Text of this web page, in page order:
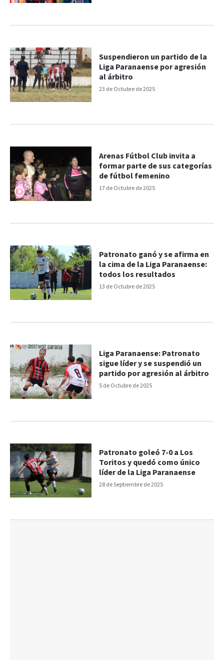
23 de Octubre de 2025
Suspendieron un partido de la
Liga Paranaense por agresión
al árbitro
17 de Octubre de 2025
Arenas Fútbol Club invita a
formar parte de sus categorías
de fútbol femenino
13 de Octubre de 2025
Patronato ganó y se afirma en
la cima de la Liga Paranaense:
todos los resultados
5 de Octubre de 2025
Liga Paranaense: Patronato
sigue líder y se suspendió un
partido por agresión al árbitro
28 de Septiembre de 2025
Patronato goleó 7-0 a Los
Toritos y quedó como único
líder de la Liga Paranaense